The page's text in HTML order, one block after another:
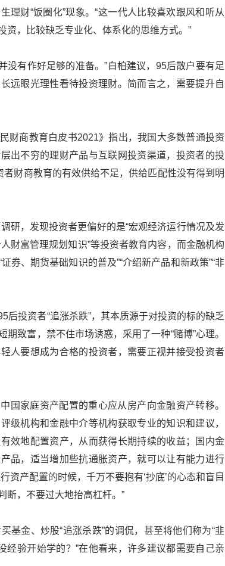
理财“饭圈化”现象。“这一代人比较喜欢跟风和听从
资，比较缺乏专业化、体系化的思维方式。”
没有作好足够的准备。”白柏建议，95后散户要有足
远眼光理性看待投资理财。简而言之，需要提升自
财商教育白皮书2021》指出，我国大多数普通投资
出不穷的理财产品与互联网投资渠道，投资者的投
者财商教育的有效供给不足，供给匹配性没有得到明
研，发现投资者更偏好的是“宏观经济运行情况及发
财富管理规划知识”等投资者教育内容，而金融机构
券、期货基础知识的普及”“介绍新产品和新政策”“非
后投资者“追涨杀跌”，其本质源于对投资的标的缺乏
致富，禁不住市场诱惑，采用了一种“赌博”心理。
人要想成为合格的投资者，需要正视并接受投资者
国家庭资产配置的重心应从房产向金融资产转移。
级机构和金融中介等机构获取专业的知识和建议，
效地配置资产，从而获得长期持续的收益；国内金
品，适当增加些抗通胀资产，就可以让有能力进行
资产配置的时候，千万不要抱有‘抄底’的心态和盲目
断，不要过大地抬高杠杆。”
基金、炒股“追涨杀跌”的调侃，甚至将他们称为“韭
经验开始学的？”在他看来，许多建议都需要自己亲